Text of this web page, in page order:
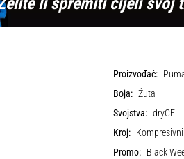
Proizvođač:
Boja: Žuta
Svojstva: dryCELL
Kroj: Kompresivni
Promo: Black